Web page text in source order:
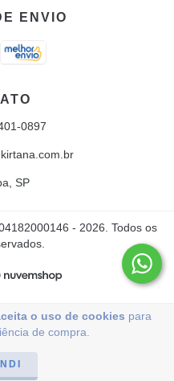
o uso de cookies para
de compra.
ENVIO
0897
SP
- 2026. Todos os